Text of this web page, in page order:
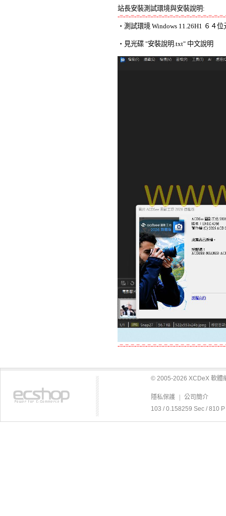
站長安裝測試環境與安裝說明:
-=-=-=-=-=-=-=-=-=-=-=-=-=-=-=-=-=-=-
‧測試環境 Windows 11.26H1 ６４
‧見光碟 "安裝說明.txt" 中文說明
-=-=-=-=-=-=-=-=-=-=-=-=-=-=-=-=-=-=-
© 2005-2026 XCDeX 軟體
隱私保護
公司簡介
103 / 0.158259 Sec / 810